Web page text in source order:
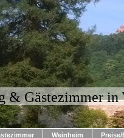
& Gästezimmer in
Weinheim